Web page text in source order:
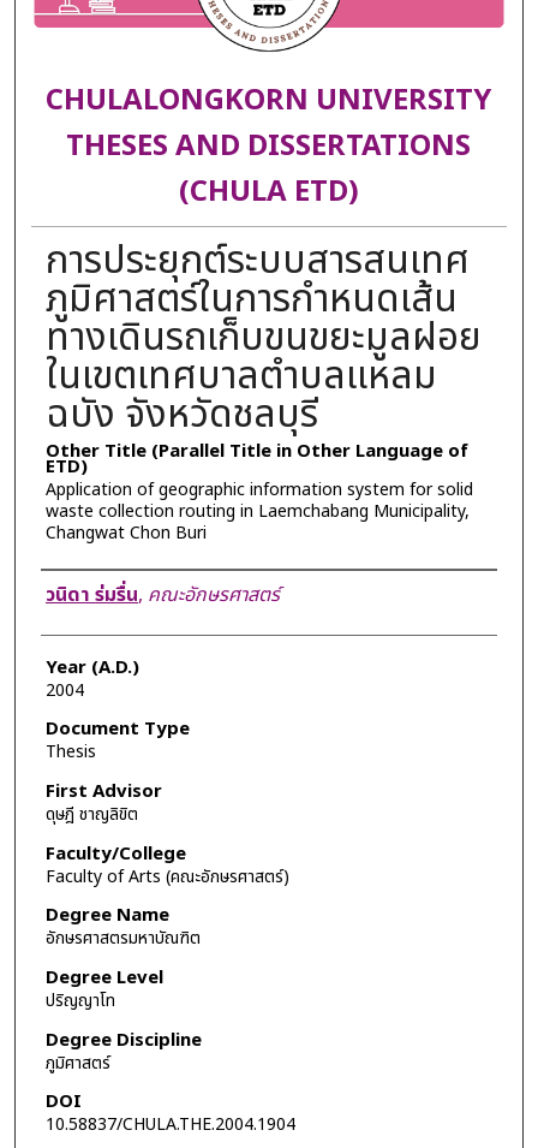
CHULALONGKORN UNIVERSITY
THESES AND DISSERTATIONS
(CHULA ETD)
การประยุกต์ระบบสารสนเทศ
ภูมิศาสตร์ในการกำหนดเส้น
ทางเดินรถเก็บขนขยะมูลฝอย
ในเขตเทศบาลตำบลแหลม
ฉบัง จังหวัดชลบุรี
Other Title (Parallel Title in Other Language of
ETD)
Application of geographic information system for solid
waste collection routing in Laemchabang Municipality,
Changwat Chon Buri
Author
วนิดา ร่มรื่น, คณะอักษรศาสตร์
Year (A.D.)
2004
Document Type
Thesis
First Advisor
ดุษฎี ชาญลิขิต
Faculty/College
Faculty of Arts (คณะอักษรศาสตร์)
Degree Name
อักษรศาสตรมหาบัณฑิต
Degree Level
ปริญญาโท
Degree Discipline
ภูมิศาสตร์
DOI
10.58837/CHULA.THE.2004.1904